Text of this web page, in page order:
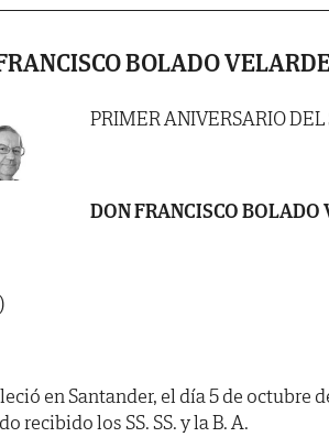
BOLADO
PRIMER ANIVERSARIO DEL
DON FRANCISCO BOLADO
en Santander, el día 5 de octubre
recibido los SS. SS. y la B. A.